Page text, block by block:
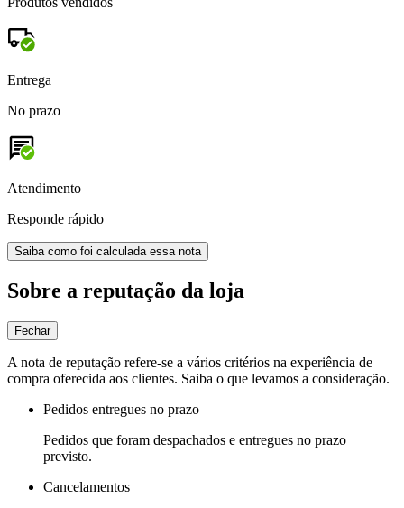
Entrega
No prazo
Atendimento
Responde rápido
Saiba como foi calculada essa nota
Sobre a reputação da loja
Fechar
A nota de reputação refere-se a vários critérios na experiência de
compra oferecida aos clientes. Saiba o que levamos a consideração.
Pedidos entregues no prazo
Pedidos que foram despachados e entregues no prazo
previsto.
Cancelamentos